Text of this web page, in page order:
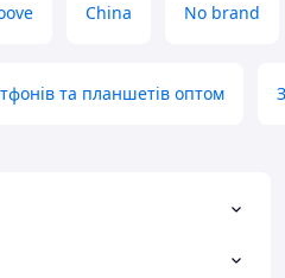
China No brand
та планшетів оптом